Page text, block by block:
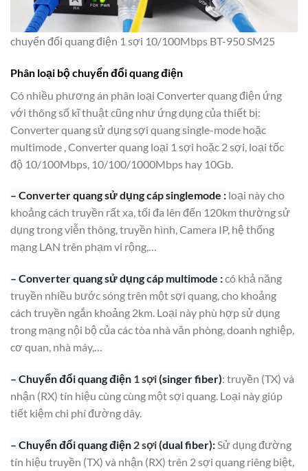
chuyển đổi quang điện 1 sợi 10/100Mbps BT-950 SM25
Phân loại bộ chuyển đổi quang điện
Có nhiều phương án phân loại Converter quang điện ứng
với thông số kĩ thuật cũng như ứng dụng của thiết bị:
Converter quang sử dụng sợi quang single-mode hoặc
multimode , Converter quang loại 1 sợi hoặc 2 sợi, loại tốc
độ 10/100Mbps, 10/100/1000Mbps hay 10Gb.
– Converter quang sử dụng cáp singlemode : loại này cho
khoảng cách truyền rất xa, tối đa lên đến 120km thường sử
dụng trong viễn thông, truyền hình, Camera IP, hệ thống
mạng LAN trên phạm vi rộng,…
– Converter quang sử dụng cáp multimode :có khả năng
truyền nhiều bước sóng trên một sợi quang, cho khoảng
cách truyền ngắn khoảng 2km. Loại này phù hợp sử dụng
trong mạng nội bộ của các tòa nhà văn phòng, doanh nghiệp,
cơ quan, nhà máy,…
– Chuyển đổi quang điện 1 sợi(singer fiber): truyền (TX) và
nhận (RX) tín hiệu cùng cùng một sợi quang. Loại này giúp
tiết kiệm chi phí đường dây.
– Chuyển đổi quang điện 2 sợi(dual fiber): Sử dụng đường
tín hiệu truyền (TX) và nhận (RX) trên 2 sợi quang riêng biệt,